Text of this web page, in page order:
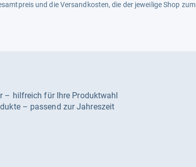
und die Versandkosten, die der jeweilige Shop zum
– hilfreich für Ihre Produktwahl
– passend zur Jahreszeit